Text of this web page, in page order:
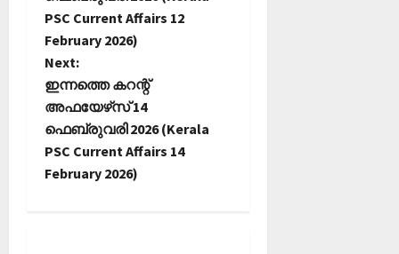
s
t
n
a
v
PSC Current Affairs 12
February 2026)
Next:
ഇന്നത്തെ കറന്റ്
അഫയേഴ്‌സ് 14
ഫെബ്രുവരി 2026 (Kerala
PSC Current Affairs 14
February 2026)